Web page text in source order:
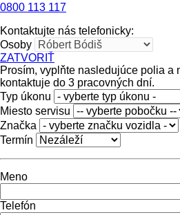
0800 113 117
Kontaktujte nás telefonicky:
Osoby
ZATVORIŤ
Prosím, vyplňte nasledujúce polia a
kontaktuje do 3 pracovných dní.
Typ úkonu
Miesto servisu
Značka
Termín
Meno
Telefón